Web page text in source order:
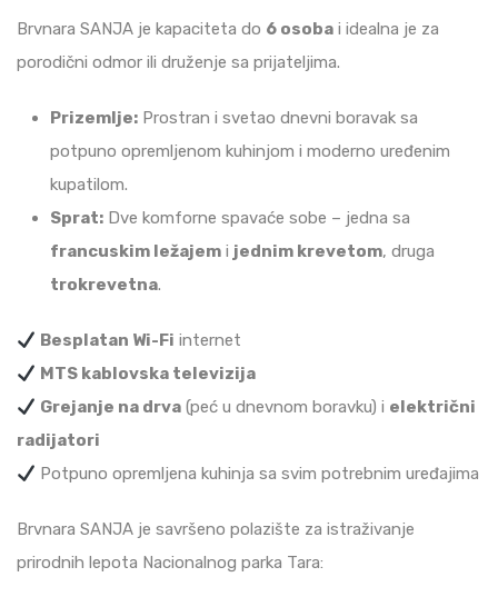
Brvnara SANJA je kapaciteta do 6 osoba i idealna je za
porodični odmor ili druženje sa prijateljima.
Prizemlje: Prostran i svetao dnevni boravak sa
potpuno opremljenom kuhinjom i moderno uređenim
kupatilom.
Sprat: Dve komforne spavaće sobe – jedna sa
francuskim ležajem i jednim krevetom, druga
trokrevetna.
Besplatan Wi-Fi internet
MTS kablovska televizija
Grejanje na drva (peć u dnevnom boravku) i električni
radijatori
Potpuno opremljena kuhinja sa svim potrebnim uređajima
Brvnara SANJA je savršeno polazište za istraživanje
prirodnih lepota Nacionalnog parka Tara: